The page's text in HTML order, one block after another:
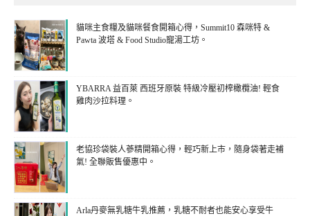
貓咪主食糧及貓咪餐食開箱心得，Summit10 森咪特 &
Pawta 波塔 & Food Studio寵湯工坊。
YBARRA 益百萊 西班牙原裝 特級冷壓初榨橄欖油! 輕食
雞肉沙拉料理。
老協珍袋裝人蔘精開箱心得，輕巧新上市，隨身袋著走補
氣! 全聯販售優惠中。
Arla丹麥無乳糖牛乳推薦，乳糖不耐者也能安心享受牛